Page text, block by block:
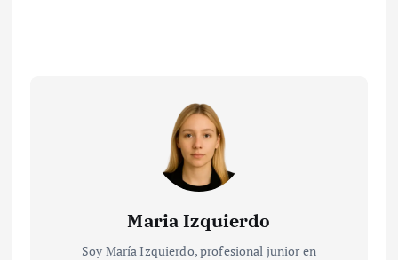
Maria Izquierdo
Soy María Izquierdo, profesional junior en